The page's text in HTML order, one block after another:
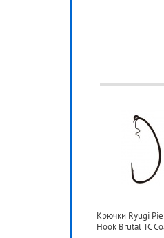
Крючки Ryugi
Hook Brutal TC